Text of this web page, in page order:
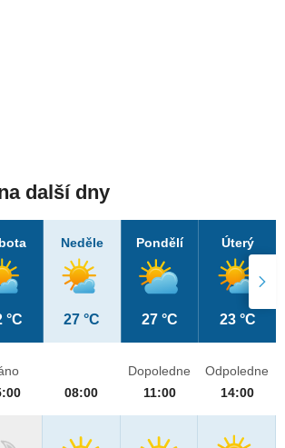
další dny
°C
Neděle
27 °C
Pondělí
27 °C
Úterý
23 °C
08:00
Dopoledne
11:00
Odpoledne
14:00